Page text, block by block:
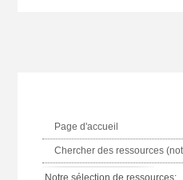
Page d'accueil
Chercher des ressources
Notre sélection de ressources: